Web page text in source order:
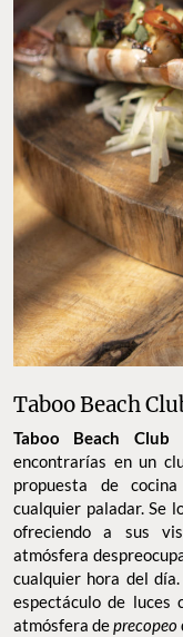
Taboo Beach
Taboo Beach Club
encontrarías en un
propuesta de
cualquier paladar. Se
ofreciendo a sus
atmósfera
cualquier hora del
espectáculo de luces
atmósfera deprecopeo